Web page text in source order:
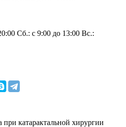
Сб.: с 9:00 до 13:00 Вс.:
при катарактальной хирургии